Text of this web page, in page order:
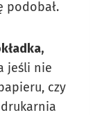
podobał.
jeśli nie
czy